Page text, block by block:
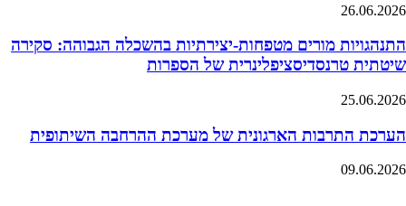
26.06.2026
התנהגויות מורים מטפחות-יצירתיות בהשכלה הגבוהה: סקירה
שיטתית טרנסדיסציפלינרית של הספרות
25.06.2026
הערכת התרבות הארגונית של מערכת ההרחבה השיתופית
09.06.2026